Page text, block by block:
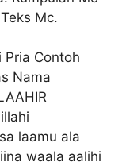
Mc.
Pria Contoh
Nama
laamu ala
waala aalihi